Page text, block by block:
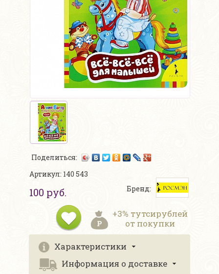
Поделиться:
Артикул: 140 543
100 руб. Бренд:
+3% тутсирублей
от покупки
Характеристики
Информация о доставке